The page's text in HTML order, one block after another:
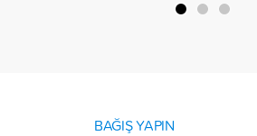
BAĞIŞ YAPIN